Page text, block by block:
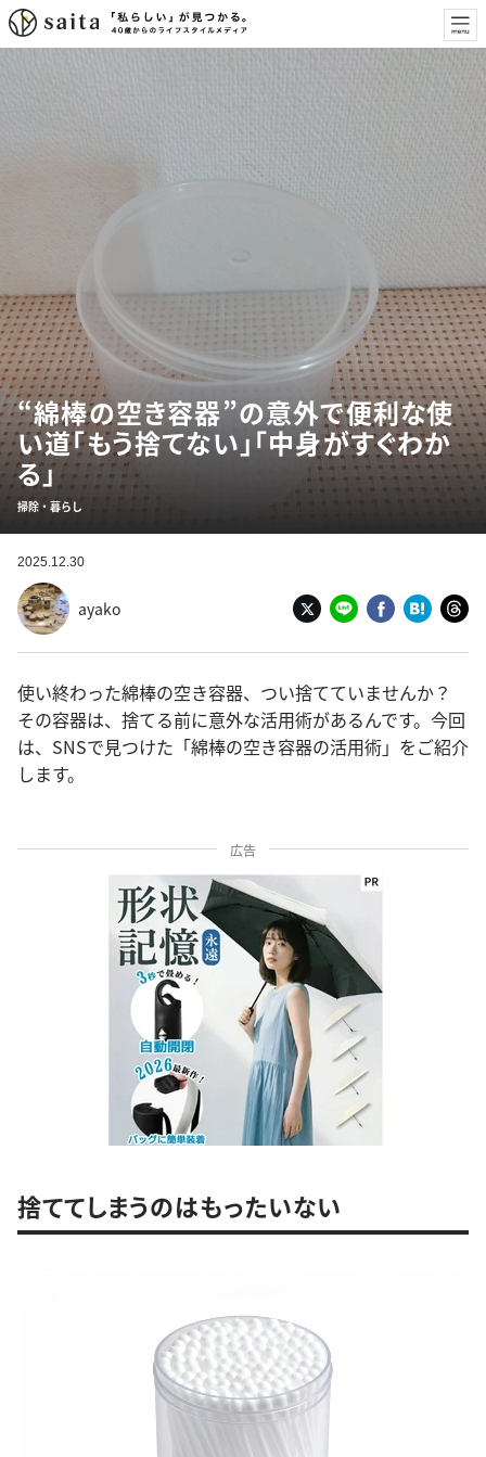
“綿棒の空き容器”の意外で便利な使
い道「もう捨てない」「中身がすぐわか
る」
掃除・暮らし
2025.12.30
ayako
使い終わった綿棒の空き容器、つい捨てていませんか？
その容器は、捨てる前に意外な活用術があるんです。今回
は、SNSで見つけた「綿棒の空き容器の活用術」をご紹介
します。
広告
捨ててしまうのはもったいない